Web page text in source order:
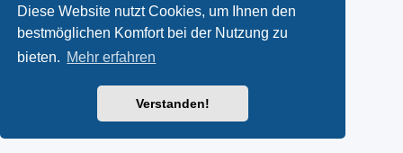
Diese Website nutzt Cookies, um Ihnen den
bestmöglichen Komfort bei der Nutzung zu
bieten. Mehr erfahren
Verstanden!